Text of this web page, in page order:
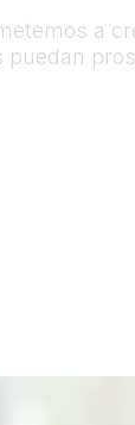
a
puedan